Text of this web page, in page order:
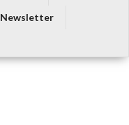
Newsletter